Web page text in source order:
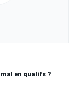
en qualifs ?